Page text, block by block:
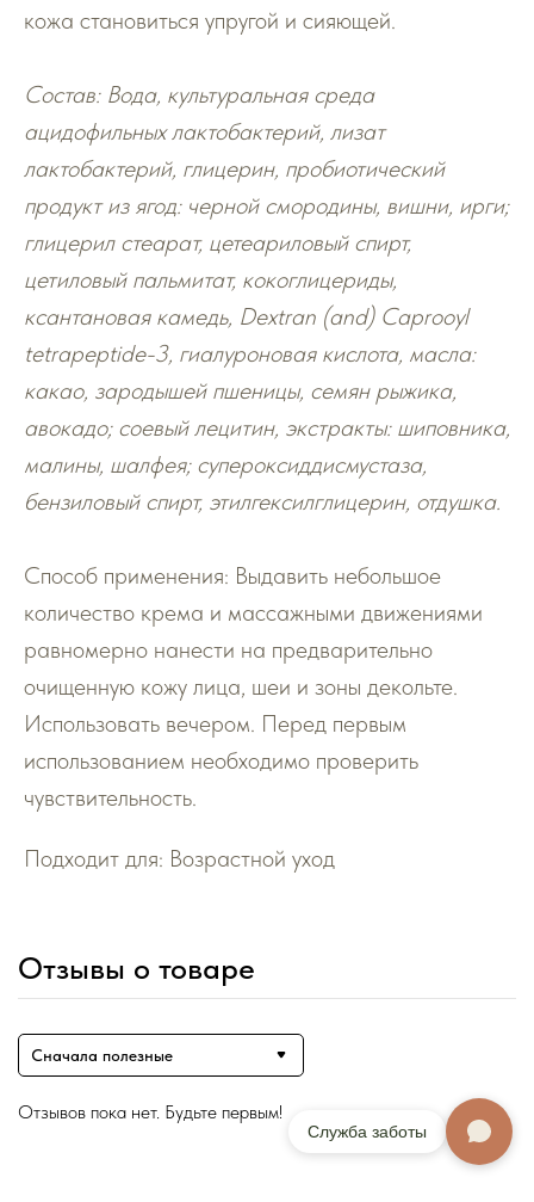
Служба заботы
кожа становиться упругой и сияющей.
Состав: Вода, культуральная среда
ацидофильных лактобактерий, лизат
лактобактерий, глицерин, пробиотический
продукт из ягод: черной смородины, вишни, ирги;
глицерил стеарат, цетеариловый спирт,
цетиловый пальмитат, кокоглицериды,
ксантановая камедь, Dextran (and) Caprooyl
tetrapeptide-3, гиалуроновая кислота, масла:
какао, зародышей пшеницы, семян рыжика,
авокадо; соевый лецитин, экстракты: шиповника,
малины, шалфея; супероксиддисмустаза,
бензиловый спирт, этилгексилглицерин, отдушка.
Способ применения: Выдавить небольшое
количество крема и массажными движениями
равномерно нанести на предварительно
очищенную кожу лица, шеи и зоны декольте.
Использовать вечером. Перед первым
использованием необходимо проверить
чувствительность.
Подходит для: Возрастной уход
Отзывы о товаре
Сначала полезные
Отзывов пока нет. Будьте первым!